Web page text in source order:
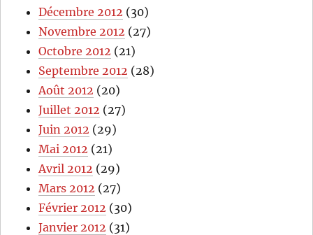
Décembre 2012 (30)
Novembre 2012 (27)
Octobre 2012 (21)
Septembre 2012 (28)
Août 2012 (20)
Juillet 2012 (27)
Juin 2012 (29)
Mai 2012 (21)
Avril 2012 (29)
Mars 2012 (27)
Février 2012 (30)
Janvier 2012 (31)